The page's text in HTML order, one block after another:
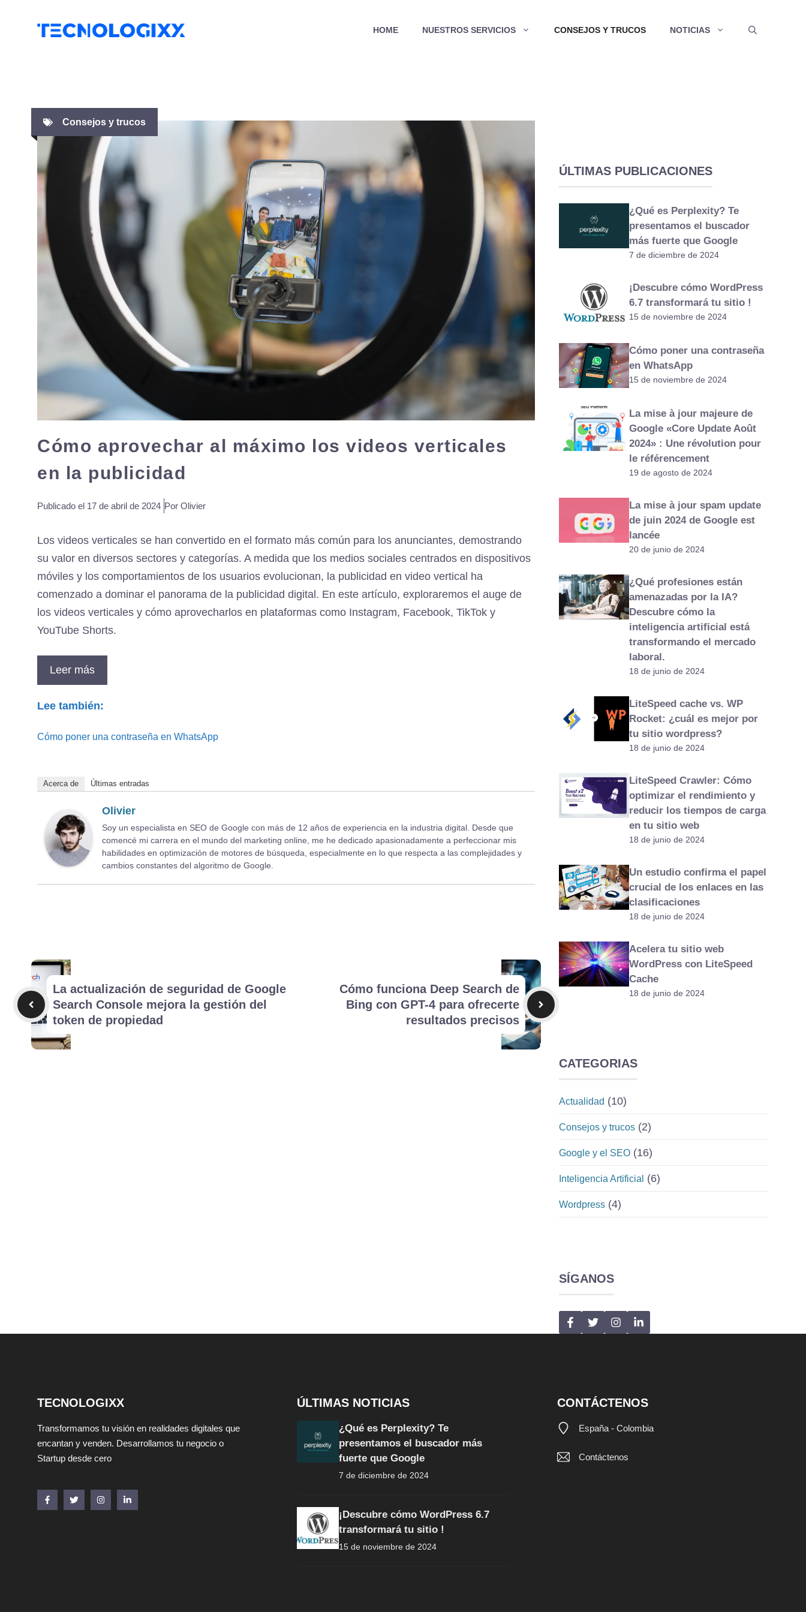
HOME NUESTROS SERVICIOS CONSEJOS Y TRUCOS NOTICIAS
Consejos y trucos
Cómo aprovechar al máximo los videos verticales
en la publicidad
Publicado el 17 de abril de 2024 Por Olivier
Los videos verticales se han convertido en el formato más común para los anunciantes, demostrando
su valor en diversos sectores y categorías. A medida que los medios sociales centrados en dispositivos
móviles y los comportamientos de los usuarios evolucionan, la publicidad en video vertical ha
comenzado a dominar el panorama de la publicidad digital. En este artículo, exploraremos el auge de
los videos verticales y cómo aprovecharlos en plataformas como Instagram, Facebook, TikTok y
YouTube Shorts.
Leer más
Lee también:
Cómo poner una contraseña en WhatsApp
Acerca de Últimas entradas
Olivier
Soy un especialista en SEO de Google con más de 12 años de experiencia en la industria digital. Desde que
comencé mi carrera en el mundo del marketing online, me he dedicado apasionadamente a perfeccionar mis
habilidades en optimización de motores de búsqueda, especialmente en lo que respecta a las complejidades y
cambios constantes del algoritmo de Google.
La actualización de seguridad de Google
Search Console mejora la gestión del
token de propiedad
Cómo funciona Deep Search de
Bing con GPT-4 para ofrecerte
resultados precisos
ÚLTIMAS PUBLICACIONES
¿Qué es Perplexity? Te
presentamos el buscador
más fuerte que Google
7 de diciembre de 2024
¡Descubre cómo WordPress
6.7 transformará tu sitio !
15 de noviembre de 2024
Cómo poner una contraseña
en WhatsApp
15 de noviembre de 2024
La mise à jour majeure de
Google «Core Update Août
2024» : Une révolution pour
le référencement
19 de agosto de 2024
La mise à jour spam update
de juin 2024 de Google est
lancée
20 de junio de 2024
¿Qué profesiones están
amenazadas por la IA?
Descubre cómo la
inteligencia artificial está
transformando el mercado
laboral.
18 de junio de 2024
LiteSpeed cache ​​vs. WP
Rocket: ¿cuál es mejor por
tu sitio wordpress?
18 de junio de 2024
LiteSpeed Crawler: Cómo
optimizar el rendimiento y
reducir los tiempos de carga
en tu sitio web
18 de junio de 2024
Un estudio confirma el papel
crucial de los enlaces en las
clasificaciones
18 de junio de 2024
Acelera tu sitio web
WordPress con LiteSpeed
Cache
18 de junio de 2024
CATEGORIAS
Actualidad (10)
Consejos y trucos (2)
Google y el SEO (16)
Inteligencia Artificial (6)
Wordpress (4)
SÍGANOS
TECNOLOGIXX
Transformamos tu visión en realidades digitales que
encantan y venden. Desarrollamos tu negocio o
Startup desde cero
ÚLTIMAS NOTICIAS
¿Qué es Perplexity? Te
presentamos el buscador más
fuerte que Google
7 de diciembre de 2024
¡Descubre cómo WordPress 6.7
transformará tu sitio !
15 de noviembre de 2024
CONTÁCTENOS
España - Colombia
Contáctenos